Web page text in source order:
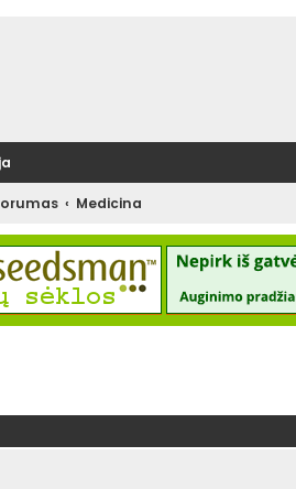
Medicina